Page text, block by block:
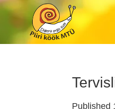
Skip
content
Published